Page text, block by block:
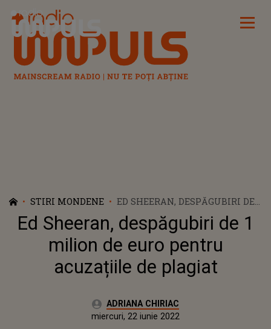
Radio Impuls
STIRI MONDENE
ED SHEERAN, DESPĂGUBIRI DE 1
MILION DE EURO PENTRU
ACUZAȚIILE DE PLAGIAT
Ed Sheeran, despăgubiri de 1
milion de euro pentru
acuzațiile de plagiat
Autor:ADRIANA CHIRIAC
miercuri, 22 iunie 2022Actualizat:
miercuri, 22 iunie 2022